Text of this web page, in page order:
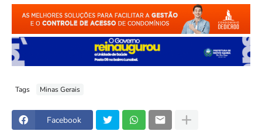
Tags Minas Gerais
Facebook